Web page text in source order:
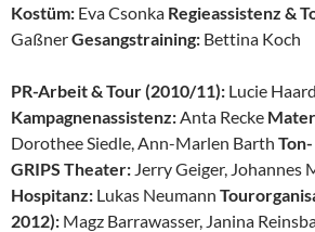
Kostüm: Eva Csonka Regieassistenz &
GaßnerGesangstraining: Bettina Koch
PR-Arbeit & Tour (2010/11): Lucie
Kampagnenassistenz: Anta Recke
Dorothee Siedle, Ann-Marlen Barth
GRIPS Theater: Jerry Geiger, Johannes
Hospitanz: Lukas Neumann
2012): Magz Barrawasser, Janina